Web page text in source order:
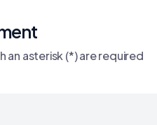
an asterisk (*) are required